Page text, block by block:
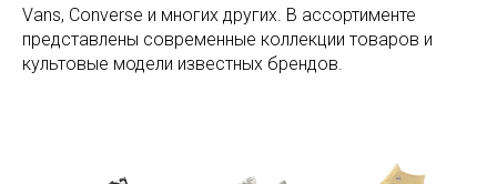
Vans, Converse и многих других. В ассортименте
представлены современные коллекции товаров и
культовые модели известных брендов.